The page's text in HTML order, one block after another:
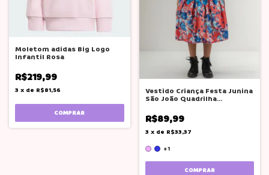
Moletom adidas Big Logo
Infantil Rosa
R$219,99
3 x de R$81,56
COMPRAR
Vestido Criança Festa Junina
São João Quadrilha
R$89,99
3 x de R$33,37
+1
COMPRAR